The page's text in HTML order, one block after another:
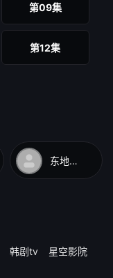
第09集
第12集
东地宏树
韩剧tv
星空影院